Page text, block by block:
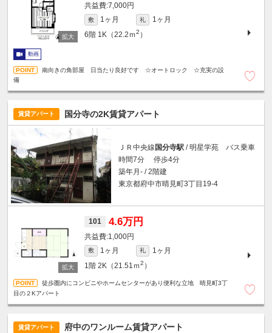
7,000円
敷 1ヶ月 礼
1ヶ月
6階 1K（22.2ｍ2 ）
動画
南向きの角部屋 日当たり良好です ☆オートロック ☆充実の設
備
賃貸アパート 国分寺の2K賃貸アパート
ＪＲ中央線 国分寺駅 / 明星学苑 バス乗車
時間7分 停歩4分
築年月- / 2階建
東京都府中市晴見町3丁目19-4
101 4.6万円
1,000円
敷 1ヶ月 礼
1ヶ月
1階 2K（21.51ｍ2 ）
徒歩圏内にコンビニやホームセンターがあり便利な立地 晴見町3丁
目の２Kアパート
賃貸アパート 府中のワンルーム賃貸アパート